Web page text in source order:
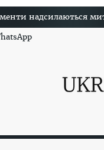
надсилаються